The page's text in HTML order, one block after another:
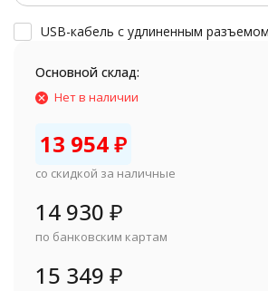
USB-кабель с удлиненным
Основной склад:
Нет в наличии
13 954₽
со скидкой за наличные
14 930 ₽
по банковским картам
15 349 ₽